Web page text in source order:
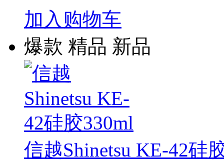
加入购物车
爆款 精品 新品
信越Shinetsu KE-42硅